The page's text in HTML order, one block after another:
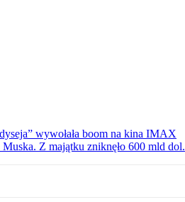
wywołała boom na kina IMAX
Z majątku zniknęło 600 mld dol.